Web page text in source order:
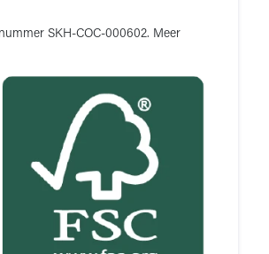
SKH-COC-000602. Meer